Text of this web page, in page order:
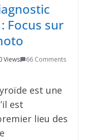
Focus sur
Views 66 Comments
est une
est
lieu des